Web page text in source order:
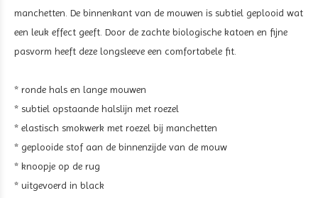
manchetten. De binnenkant van de mouwen is subtiel geplooid wat
een leuk effect geeft. Door de zachte biologische katoen en fijne
pasvorm heeft deze longsleeve een comfortabele fit
* ronde hals en lange mouwen
* subtiel opstaande halslijn met roezel
* elastisch smokwerk met roezel bij manchetten
* geplooide stof aan de binnenzijde van de mouw
* knoopje op de rug
* uitgevoerd in black